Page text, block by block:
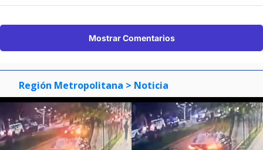
Mostrar Comentarios
Región Metropolitana > Noticia